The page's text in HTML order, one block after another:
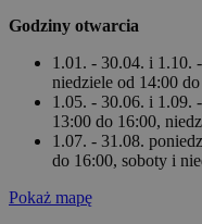
Godziny otwarcia
1.01. - 30.04. i 1.10.
niedziele od 14:00
1.05. - 30.06. i 1.09.
13:00 do 16:00,
1.07. - 31.08.
do 16:00, soboty i
Pokaż mapę